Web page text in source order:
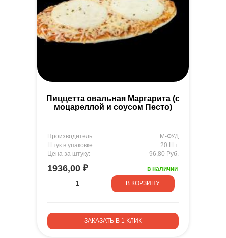
Пиццетта овальная Маргарита (с
моцареллой и соусом Песто)
Производитель:
М-ФУД
Штук в упаковке:
20 Шт.
Цена за штуку:
96,80 Руб.
1936,00 ₽ в наличии
В КОРЗИНУ
ЗАКАЗАТЬ В 1 КЛИК